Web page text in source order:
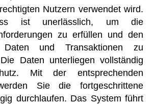
Nutzern verwendet wird.
ist unerlässlich, um die
zu erfüllen und den
und Transaktionen zu
Daten unterliegen vollständig
Mit der entsprechenden
Sie die fortgeschrittene
durchlaufen. Das System führt